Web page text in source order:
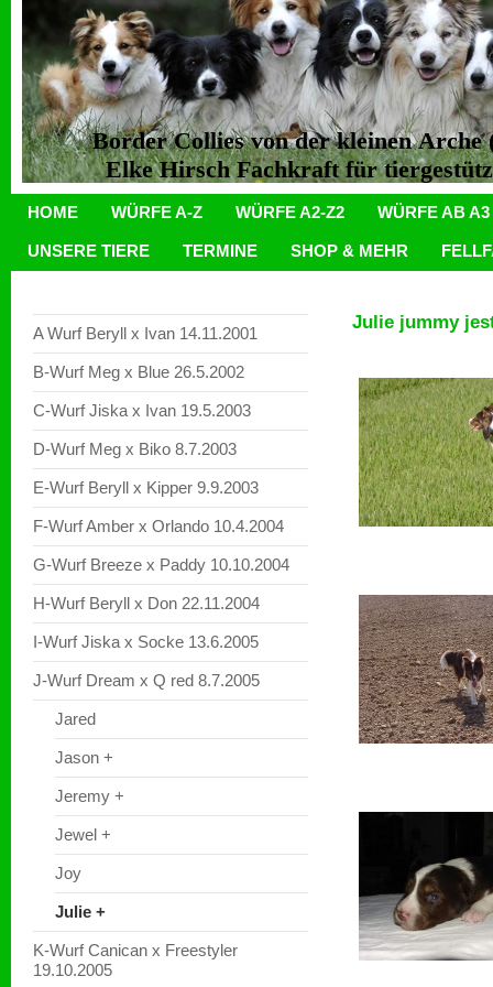
Border Collies von der kleinen
Elke Hirsch Fachkraft für
HOME WÜRFE A-Z WÜRFE A2-Z2 WÜRFE AB A3
UNSERE TIERE TERMINE SHOP & MEHR
A Wurf Beryll x Ivan 14.11.2001
B-Wurf Meg x Blue 26.5.2002
C-Wurf Jiska x Ivan 19.5.2003
D-Wurf Meg x Biko 8.7.2003
E-Wurf Beryll x Kipper 9.9.2003
F-Wurf Amber x Orlando 10.4.2004
G-Wurf Breeze x Paddy 10.10.2004
H-Wurf Beryll x Don 22.11.2004
I-Wurf Jiska x Socke 13.6.2005
J-Wurf Dream x Q red 8.7.2005
Jared
Jason +
Jeremy +
Jewel +
Joy
Julie +
K-Wurf Canican x Freestyler
19.10.2005
Julie jummy